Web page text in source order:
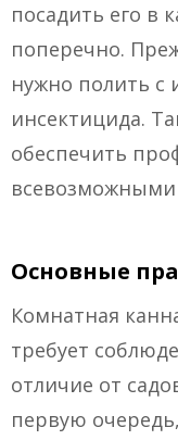
посадить его в
поперечно.
нужно полить с
инсектицида.
обеспечить
Основные
Комнатная
требует
отличие от
первую